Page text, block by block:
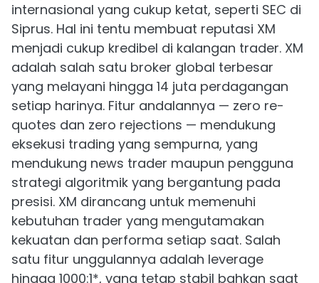
internasional yang cukup ketat, seperti SEC di
Siprus. Hal ini tentu membuat reputasi XM
menjadi cukup kredibel di kalangan trader. XM
adalah salah satu broker global terbesar
yang melayani hingga 14 juta perdagangan
setiap harinya. Fitur andalannya — zero re-
quotes dan zero rejections — mendukung
eksekusi trading yang sempurna, yang
mendukung news trader maupun pengguna
strategi algoritmik yang bergantung pada
presisi. XM dirancang untuk memenuhi
kebutuhan trader yang mengutamakan
kekuatan dan performa setiap saat. Salah
satu fitur unggulannya adalah leverage
hingga 1000:1*, yang tetap stabil bahkan saat